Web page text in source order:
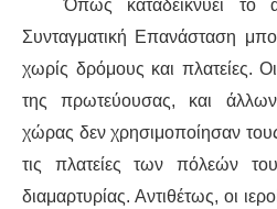
Όπως καταδεικνύει το
Συνταγματική Επανάσταση
χωρίς δρόμους και πλατείες.
της πρωτεύουσας, και
χώρας δεν χρησιμοποίησαν
τις πλατείες των πόλεών
διαμαρτυρίας. Αντιθέτως, οι